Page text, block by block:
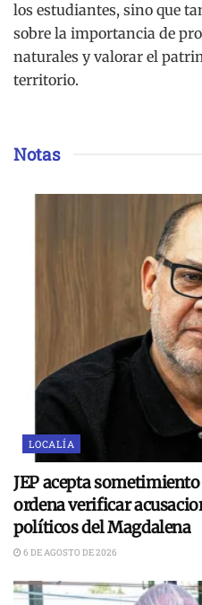
los estudiantes, sino que
sobre la importancia de
naturales y valorar el
territorio.
Notas
LOCALÍA
JEP acepta
ordena verificar
políticos del Magdalena
6 DE AGOSTO DE 2026